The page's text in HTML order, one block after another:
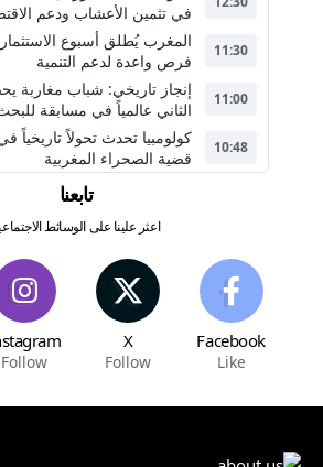
في تثمين الأعشاب ودعم
11:30
المغرب يُطلق أسبوع الاستثمار
فرص واعدة لدعم التنمية
11:00
إنجاز تاريخي: شباب مغاربة
الثاني عالمياً في مسابقة
10:48
كولومبيا تحدث تحولاً تاريخياً
قضية الصحراء المغربية
تابعنا
اعثر علينا على الوسائط
Facebook
Like
X
Follow
Follow